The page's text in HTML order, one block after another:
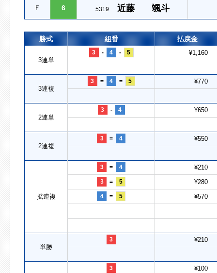
Ｆ 6 5319 近藤 颯斗
勝式 組番 払戻金
3連単
3 - 4 - 5 ¥1,160
3連複
3 = 4 = 5 ¥770
2連単
3 - 4 ¥650
2連複
3 = 4 ¥550
拡連複
3 = 4 ¥210
3 = 5 ¥280
4 = 5 ¥570
単勝
3 ¥210
3 ¥100